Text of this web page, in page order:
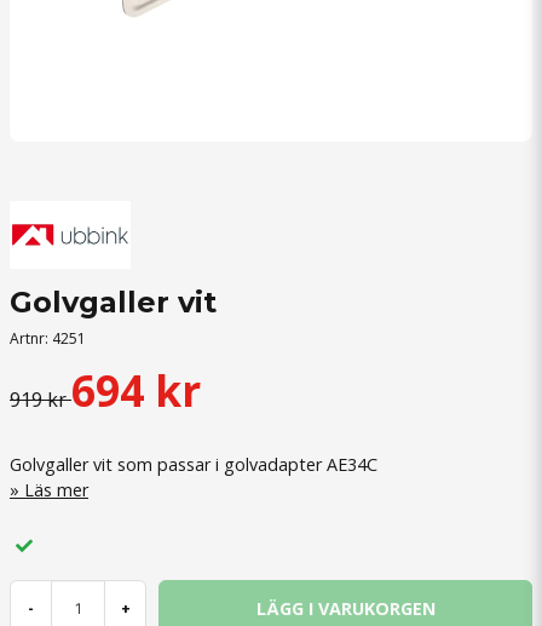
Golvgaller vit
Artnr: 4251
919 kr694 kr
Golvgaller vit som passar i golvadapter AE34C
Läs mer
- + LÄGG I VARUKORGEN